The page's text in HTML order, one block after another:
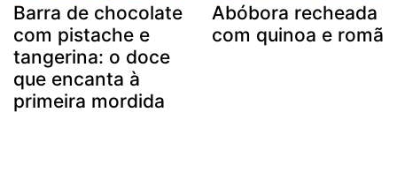
Barra de chocolate
com pistache e
tangerina: o doce
que encanta à
primeira mordida
Abóbora recheada
com quinoa e romã